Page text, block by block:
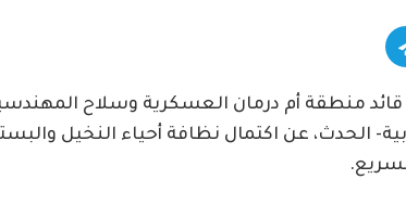
قائد منطقة أم درمان العسكرية وسلاح
الحدث، عن اكتمال نظافة أحياء النخيل